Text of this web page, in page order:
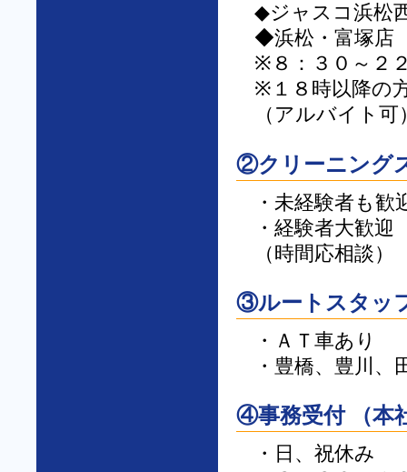
◆ジャスコ浜松
◆浜松・富
※８：３０～２
※１８時以降の
（アルバイト可
②クリーニング
・未経験者も歓
・経験者大歓迎
（時間応相談）
③ルートスタッ
・ＡＴ車あり
・豊橋、豊川
④事務受付 （本
・日、祝休み